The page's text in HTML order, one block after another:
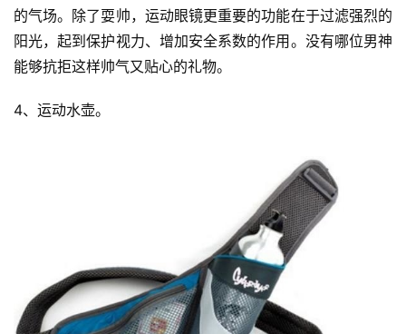
的气场。除了耍帅，运动眼镜更重要的功能在于过滤强烈的
阳光，起到保护视力、增加安全系数的作用。没有哪位男神
能够抗拒这样帅气又贴心的礼物。
4、运动水壶。